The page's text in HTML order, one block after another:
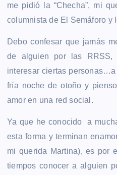
me pidió la “Checha”, mi
columnista de El Semáforo y
Debo confesar que jamás
de alguien por las
interesar ciertas
fría noche de otoño y
amor en una red social.
Ya que he conocido a
esta forma y terminan
mi querida Martina), es por
tiempos conocer a alguien